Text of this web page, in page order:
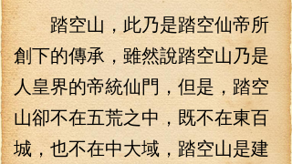
踏空山，此乃是踏空仙帝所
創下的傳承，雖然說踏空山乃是
人皇界的帝統仙門，但是，踏空
山卻不在五荒之中，既不在東百
城，也不在中大域，踏空山是建